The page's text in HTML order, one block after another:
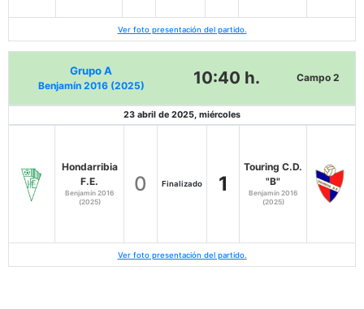
Ver foto presentación del partido.
Grupo A
Benjamín 2016 (2025) 10:40 h. Campo 2
23 abril de 2025, miércoles
Hondarribia
F.E.
Benjamín 2016
(2025)
0 Finalizado 1
Touring C.D.
"B"
Benjamín 2016
(2025)
Ver foto presentación del partido.